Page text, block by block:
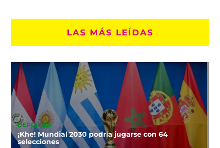
LAS MÁS LEÍDAS
DEPORTES
¡Khe! Mundial 2030 podría jugarse con 64
selecciones